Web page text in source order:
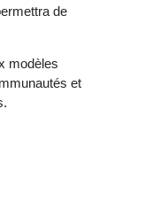
de
modèles
et